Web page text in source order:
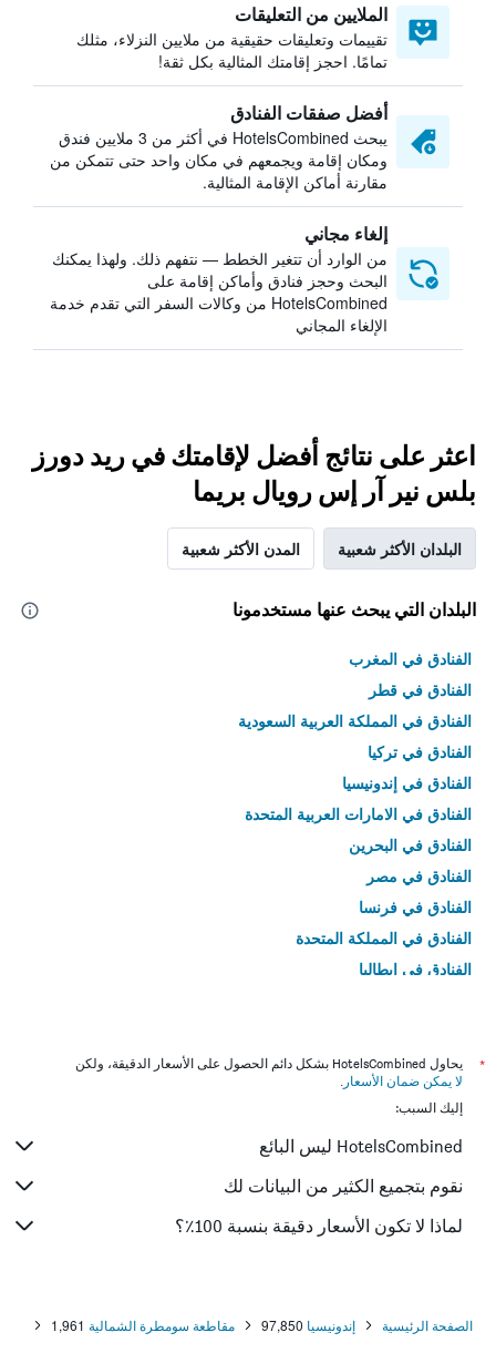
الملايين من التعليقات
تقييمات وتعليقات حقيقية من ملايين النزلاء، مثلك
تمامًا. احجز إقامتك المثالية بكل ثقة!
أفضل صفقات الفنادق
يبحث HotelsCombined في أكثر من 3 ملايين فندق
ومكان إقامة ويجمعهم في مكان واحد حتى تتمكن من
مقارنة أماكن الإقامة المثالية.
إلغاء مجاني
من الوارد أن تتغير الخطط — نتفهم ذلك. ولهذا يمكنك
البحث وحجز فنادق وأماكن إقامة على
HotelsCombined من وكالات السفر التي تقدم خدمة
الإلغاء المجاني
اعثر على نتائج أفضل لإقامتك في ريد دورز
بلس نير آر إس رويال بريما
البلدان الأكثر شعبية المدن الأكثر شعبية
البلدان التي يبحث عنها مستخدمونا
الفنادق في المغرب
الفنادق في قطر
الفنادق في المملكة العربية السعودية
الفنادق في تركيا
الفنادق في إندونيسيا
الفنادق في الامارات العربية المتحدة
الفنادق في البحرين
الفنادق في مصر
الفنادق في فرنسا
الفنادق في المملكة المتحدة
الفنادق في إيطاليا
*
يحاول HotelsCombined بشكل دائم الحصول على الأسعار الدقيقة، ولكن
لا يمكن ضمان الأسعار .
إليك السبب:
HotelsCombined ليس البائع
نقوم بتجميع الكثير من البيانات لك
لماذا لا تكون الأسعار دقيقة بنسبة 100٪؟
الصفحة الرئيسية إندونيسيا 97,850 مقاطعة سومطرة الشمالية 1,961